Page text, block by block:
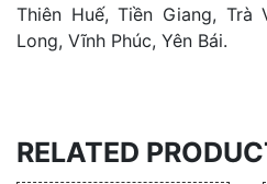
Thiên Huế, Tiền Giang, Trà
Long, Vĩnh Phúc, Yên Bái.
RELATED